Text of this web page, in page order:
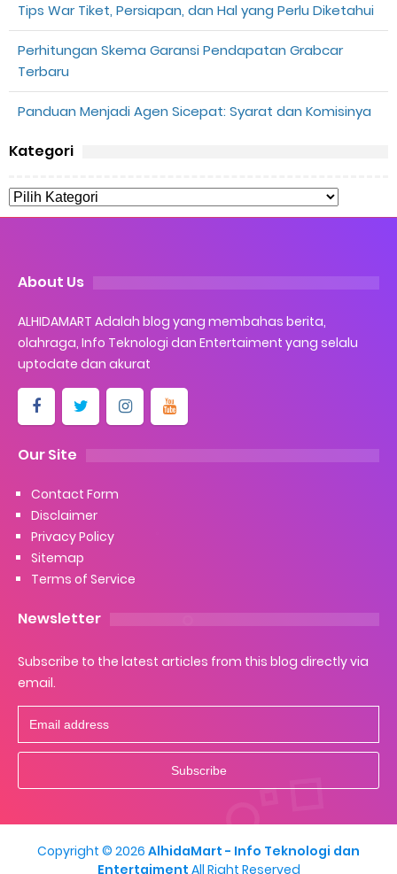
Tips War Tiket, Persiapan, dan Hal yang Perlu Diketahui
Perhitungan Skema Garansi Pendapatan Grabcar
Terbaru
Panduan Menjadi Agen Sicepat: Syarat dan Komisinya
Kategori
About Us
ALHIDAMART Adalah blog yang membahas berita,
olahraga, Info Teknologi dan Entertaiment yang selalu
uptodate dan akurat
Our Site
Contact Form
Disclaimer
Privacy Policy
Sitemap
Terms of Service
Newsletter
Subscribe to the latest articles from this blog directly via
email.
Copyright © 2026 AlhidaMart - Info Teknologi dan
Entertaiment All Right Reserved